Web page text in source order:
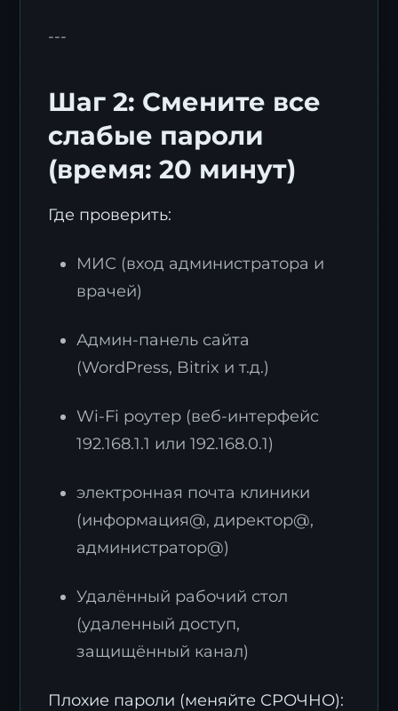
---
Шаг 2: Смените все
слабые пароли
(время: 20 минут)
Где проверить:
МИС (вход администратора и
врачей)
Админ-панель сайта
(WordPress, Bitrix и т.д.)
Wi-Fi роутер (веб-интерфейс
192.168.1.1 или 192.168.0.1)
электронная почта клиники
(информация@, директор@,
администратор@)
Удалённый рабочий стол
(удаленный доступ,
защищённый канал)
Плохие пароли (меняйте СРОЧНО):